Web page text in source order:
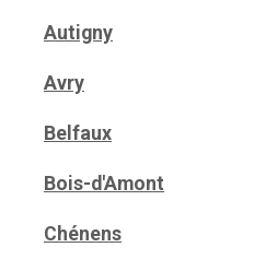
Autigny
Avry
Belfaux
Bois-d'Amont
Chénens